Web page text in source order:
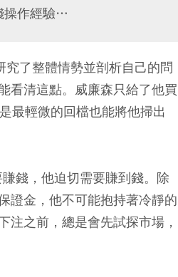
操作經驗…
究了整體情勢並剖析自己的問
看清這點。威廉森只給了他買
最輕微的回檔也能將他掃出
錢，他迫切需要賺到錢。除
證金，他不可能抱持著冷靜的
注之前，總是會先試探市場，